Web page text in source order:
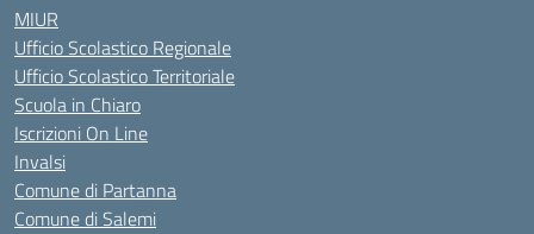
MIUR
Ufficio Scolastico Regionale
Ufficio Scolastico Territoriale
Scuola in Chiaro
Iscrizioni On Line
Invalsi
Comune di Partanna
Comune di Salemi